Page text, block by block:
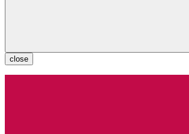
close